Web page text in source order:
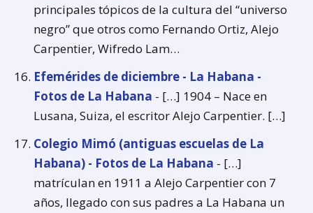
principales tópicos de la cultura del “universo
negro” que otros como Fernando Ortiz, Alejo
Carpentier, Wifredo Lam…
Efemérides de diciembre - La Habana -
Fotos de La Habana - […] 1904 – Nace en
Lusana, Suiza, el escritor Alejo Carpentier. […]
Colegio Mimó (antiguas escuelas de La
Habana) - Fotos de La Habana - […]
matrículan en 1911 a Alejo Carpentier con 7
años, llegado con sus padres a La Habana un